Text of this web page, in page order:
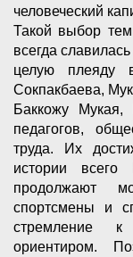
человеческий
Такой выбор
всегда
целую плеяду
Сокпакбаева,
Баккожу Мукая,
педагогов,
труда. Их
истории всего
продолжают
спортсмены и
стремление к
ориентиром.